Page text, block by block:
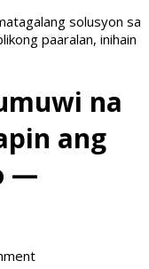
solusyon sa
paaralan, inihain
na
ang
—